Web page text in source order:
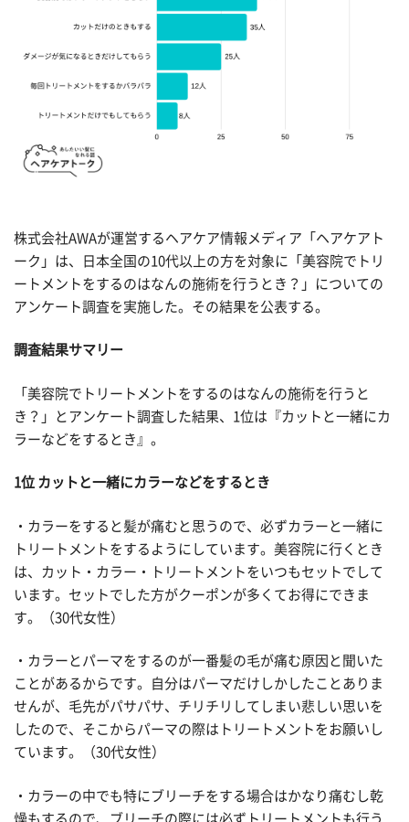
株式会社AWAが運営するヘアケア情報メディア「ヘアケアト
ーク」は、日本全国の10代以上の方を対象に「美容院でトリ
ートメントをするのはなんの施術を行うとき？」についての
アンケート調査を実施した。その結果を公表する。
調査結果サマリー
「美容院でトリートメントをするのはなんの施術を行うと
き？」とアンケート調査した結果、1位は『カットと一緒にカ
ラーなどをするとき』。
1位 カットと一緒にカラーなどをするとき
・カラーをすると髪が痛むと思うので、必ずカラーと一緒に
トリートメントをするようにしています。美容院に行くとき
は、カット・カラー・トリートメントをいつもセットでして
います。セットでした方がクーポンが多くてお得にできま
す。（30代女性）
・カラーとパーマをするのが一番髪の毛が痛む原因と聞いた
ことがあるからです。自分はパーマだけしかしたことありま
せんが、毛先がパサパサ、チリチリしてしまい悲しい思いを
したので、そこからパーマの際はトリートメントをお願いし
ています。（30代女性）
・カラーの中でも特にブリーチをする場合はかなり痛むし乾
燥もするので、ブリーチの際には必ずトリートメントも行う